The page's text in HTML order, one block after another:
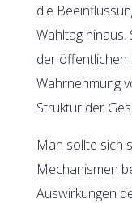
die
Wahltag hinaus.
der öffentlichen
Wahrnehmung
Struktur der
Man sollte sich
Mechanismen
Auswirkungen